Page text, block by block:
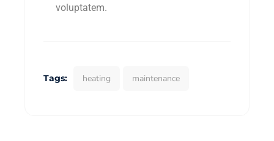
voluptatem.
Tags: heating maintenance